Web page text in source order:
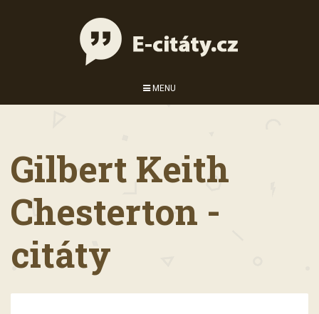
MENU
Gilbert Keith
Chesterton -
citáty